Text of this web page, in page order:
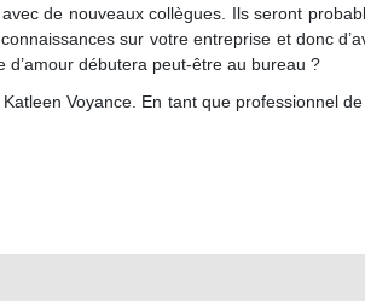
de nouveaux collègues. Ils seront
sur votre entreprise et donc
débutera peut-être au bureau ?
Voyance. En tant que professionnel de